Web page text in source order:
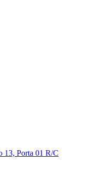
13, Porta 01 R/C